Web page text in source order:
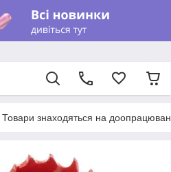
Товари знаходяться на